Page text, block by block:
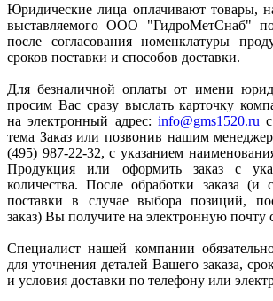
Юридические лица оплачивают товары,
выставляемого ООО "ГидроМетСнаб" по
после согласования номенклатуры
сроков поставки и способов доставки.
Для безналичной оплаты от имени
просим Вас сразу выслать карточку
на электронный адрес: info@gms1520.ru
тема Заказ или позвонив нашим
(495) 987-22-32, с указанием
Продукция или оформить заказ с
количества. После обработки заказа (и
поставки в случае выбора позиций,
заказ) Вы получите на электронную почту
Специалист нашей компании
для уточнения деталей Вашего заказа,
и условия доставки по телефону или